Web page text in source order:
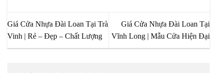
Giá Cửa Nhựa Đài Loan Tại Trà
Vinh | Rẻ – Đẹp – Chất Lượng
Giá Cửa Nhựa Đài Loan Tại
Vĩnh Long | Mẫu Cửa Hiện Đại